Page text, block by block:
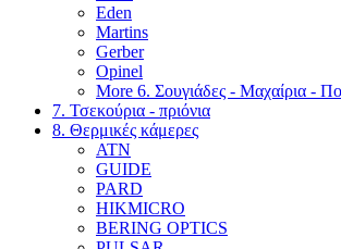
Eden
Martins
Gerber
Opinel
More 6. Σουγιάδες - Μαχαίρια -
7. Τσεκούρια - πριόνια
8. Θερμικές κάμερες
ATN
GUIDE
PARD
HIKMICRO
BERING OPTICS